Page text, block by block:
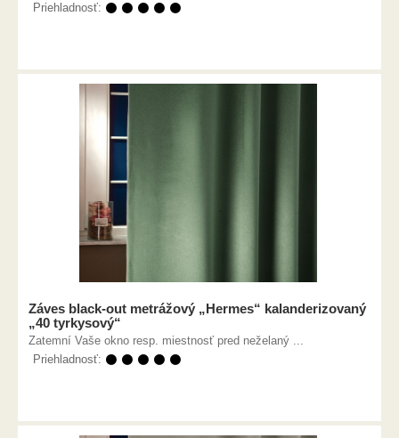
Priehladnosť: ⚫ ⚫ ⚫ ⚫ ⚫
Záves black-out metrážový „Hermes“ kalanderizovaný
„40 tyrkysový“
Zatemní Vaše okno resp. miestnosť pred neželaný ...
Priehladnosť: ⚫ ⚫ ⚫ ⚫ ⚫